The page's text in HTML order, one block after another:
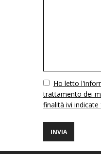
VuotoHo letto
trattamento dei
finalità ivi indicate